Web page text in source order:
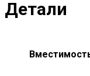
Детали